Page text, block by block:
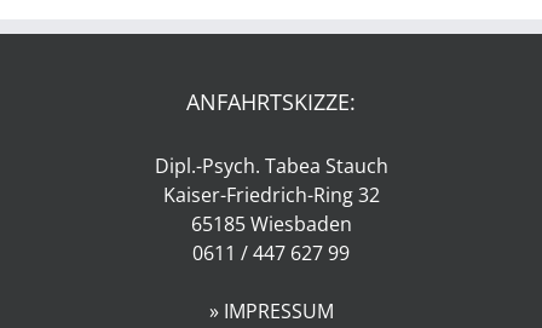
ANFAHRTSKIZZE:
Dipl.-Psych. Tabea Stauch
Kaiser-Friedrich-Ring 32
65185 Wiesbaden
0611 / 447 627 99
» IMPRESSUM